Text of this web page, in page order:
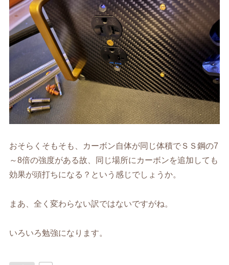
おそらくそもそも、カーボン自体が同じ体積でＳＳ鋼の7
～8倍の強度がある故、同じ場所にカーボンを追加しても
効果が頭打ちになる？という感じでしょうか。
まあ、全く変わらない訳ではないですがね。
いろいろ勉強になります。